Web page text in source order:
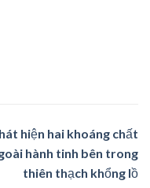
hiện hai khoáng chất
hành tinh bên trong
thiên thạch khổng lồ